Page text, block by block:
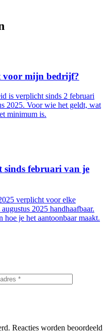
voor mijn bedrijf?
is verplicht sinds 2 februari
2025. Voor wie het geldt, wat
minimum is.
sinds februari van je
verplicht voor elke
2025 handhaafbaar.
hoe je het aantoonbaar maakt.
Reacties worden beoordeeld